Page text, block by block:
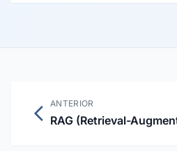
ANTERIOR
RAG (Retrieval-